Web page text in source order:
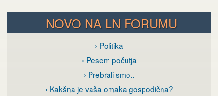
NOVO NA LN FORUMU
› Politika
› Pesem počutja
› Prebrali smo..
› Kakšna je vaša omaka gospodična?